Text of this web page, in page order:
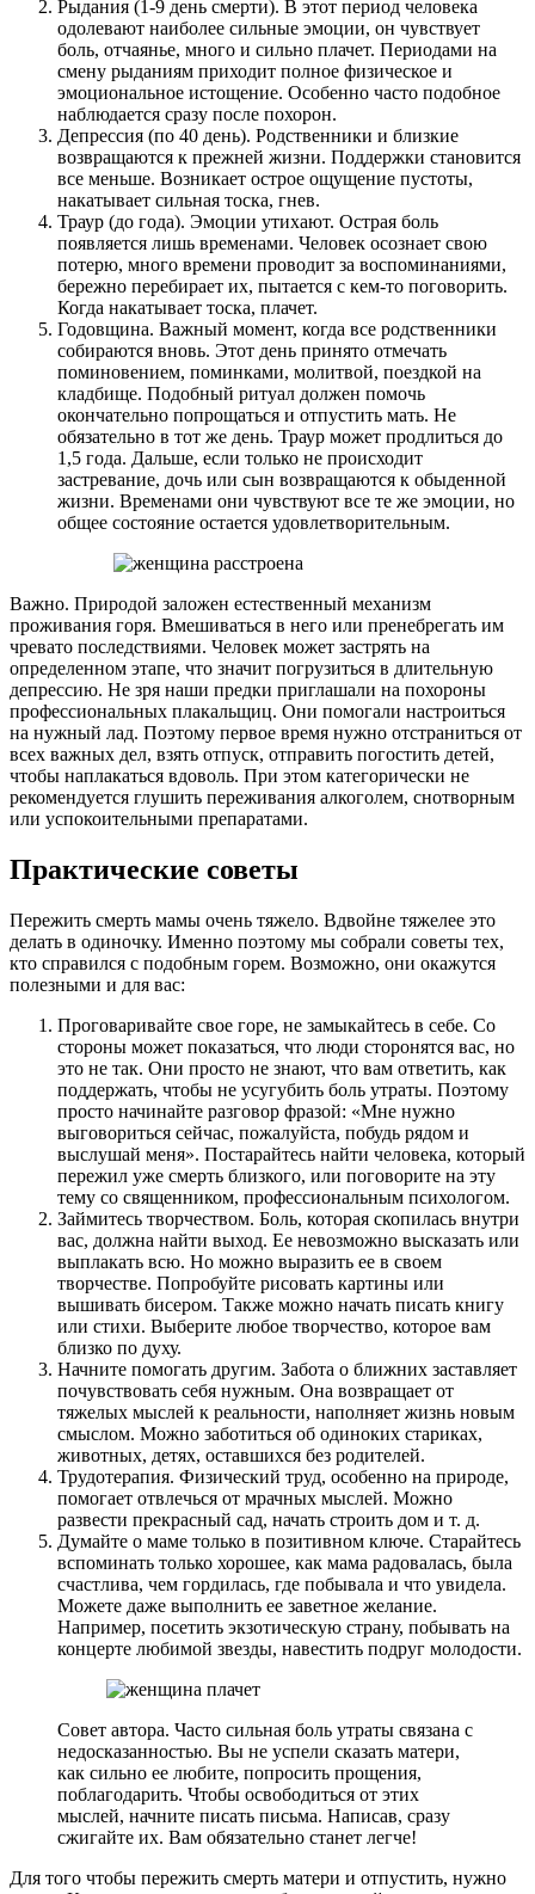
Рыдания (1-9 день смерти). В этот период человека
одолевают наиболее сильные эмоции, он чувствует
боль, отчаянье, много и сильно плачет. Периодами на
смену рыданиям приходит полное физическое и
эмоциональное истощение. Особенно часто подобное
наблюдается сразу после похорон.
Депрессия (по 40 день). Родственники и близкие
возвращаются к прежней жизни. Поддержки становится
все меньше. Возникает острое ощущение пустоты,
накатывает сильная тоска, гнев.
Траур (до года). Эмоции утихают. Острая боль
появляется лишь временами. Человек осознает свою
потерю, много времени проводит за воспоминаниями,
бережно перебирает их, пытается с кем-то поговорить.
Когда накатывает тоска, плачет.
Годовщина. Важный момент, когда все родственники
собираются вновь. Этот день принято отмечать
поминовением, поминками, молитвой, поездкой на
кладбище. Подобный ритуал должен помочь
окончательно попрощаться и отпустить мать. Не
обязательно в тот же день. Траур может продлиться до
1,5 года. Дальше, если только не происходит
застревание, дочь или сын возвращаются к обыденной
жизни. Временами они чувствуют все те же эмоции, но
общее состояние остается удовлетворительным.
Важно. Природой заложен естественный механизм
проживания горя. Вмешиваться в него или пренебрегать им
чревато последствиями. Человек может застрять на
определенном этапе, что значит погрузиться в длительную
депрессию. Не зря наши предки приглашали на похороны
профессиональных плакальщиц. Они помогали настроиться
на нужный лад. Поэтому первое время нужно отстраниться от
всех важных дел, взять отпуск, отправить погостить детей,
чтобы наплакаться вдоволь. При этом категорически не
рекомендуется глушить переживания алкоголем, снотворным
или успокоительными препаратами.
Практические советы
Пережить смерть мамы очень тяжело. Вдвойне тяжелее это
делать в одиночку. Именно поэтому мы собрали советы тех,
кто справился с подобным горем. Возможно, они окажутся
полезными и для вас:
Проговаривайте свое горе, не замыкайтесь в себе. Со
стороны может показаться, что люди сторонятся вас, но
это не так. Они просто не знают, что вам ответить, как
поддержать, чтобы не усугубить боль утраты. Поэтому
просто начинайте разговор фразой: «Мне нужно
выговориться сейчас, пожалуйста, побудь рядом и
выслушай меня». Постарайтесь найти человека, который
пережил уже смерть близкого, или поговорите на эту
тему со священником, профессиональным психологом.
Займитесь творчеством. Боль, которая скопилась внутри
вас, должна найти выход. Ее невозможно высказать или
выплакать всю. Но можно выразить ее в своем
творчестве. Попробуйте рисовать картины или
вышивать бисером. Также можно начать писать книгу
или стихи. Выберите любое творчество, которое вам
близко по духу.
Начните помогать другим. Забота о ближних заставляет
почувствовать себя нужным. Она возвращает от
тяжелых мыслей к реальности, наполняет жизнь новым
смыслом. Можно заботиться об одиноких стариках,
животных, детях, оставшихся без родителей.
Трудотерапия. Физический труд, особенно на природе,
помогает отвлечься от мрачных мыслей. Можно
развести прекрасный сад, начать строить дом и т. д.
Думайте о маме только в позитивном ключе. Старайтесь
вспоминать только хорошее, как мама радовалась, была
счастлива, чем гордилась, где побывала и что увидела.
Можете даже выполнить ее заветное желание.
Например, посетить экзотическую страну, побывать на
концерте любимой звезды, навестить подруг молодости.
Совет автора. Часто сильная боль утраты связана с
недосказанностью. Вы не успели сказать матери,
как сильно ее любите, попросить прощения,
поблагодарить. Чтобы освободиться от этих
мыслей, начните писать письма. Написав, сразу
сжигайте их. Вам обязательно станет легче!
Для того чтобы пережить смерть матери и отпустить, нужно